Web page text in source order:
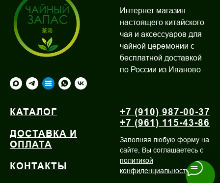
Интернет магазин
настоящего китайского
чая и аксессуаров для
чайной церемонии с
бесплатной доставкой
по России из Иваново
КАТАЛОГ
ДОСТАВКА И
ОПЛАТА
КОНТАКТЫ
+7 (910) 987-00-37
+7 (961) 115-43-86
Заполняя любую форму на
сайте, Вы соглашаетесь с
политикой
конфиденциальности